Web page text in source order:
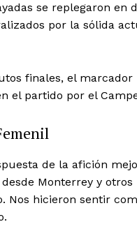
se replegaron en
por la sólida
finales, el marcador
el partido por el
de la afición
Monterrey y otros
Nos hicieron sentir